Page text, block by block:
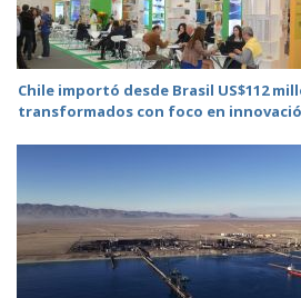
Chile importó desde Brasil US$112
transformados con foco en